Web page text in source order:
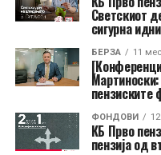
Светскиот
сигурна
БЕРЗА 11
пензиските
ФОНДОВИ
КБ Прво
пензија од